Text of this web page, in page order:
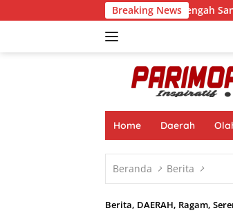
ke
Breaking News
Beroperasi di Tengah Sanksi, Izin CV
Home Daerah
Beranda Berita
Berita, DAERAH, Ragam,